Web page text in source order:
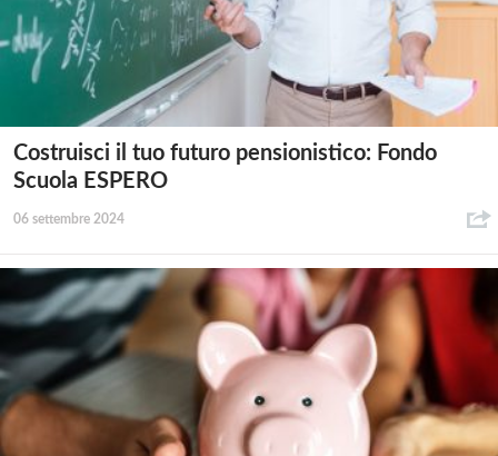
Costruisci il tuo futuro pensionistico: Fondo
Scuola ESPERO
06 settembre 2024